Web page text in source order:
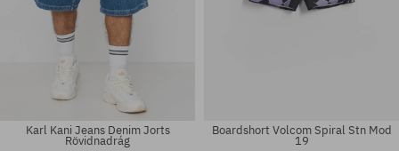
Karl Kani Jeans Denim Jorts
Rövidnadrág
Boardshort Volcom Spiral Stn Mod
19